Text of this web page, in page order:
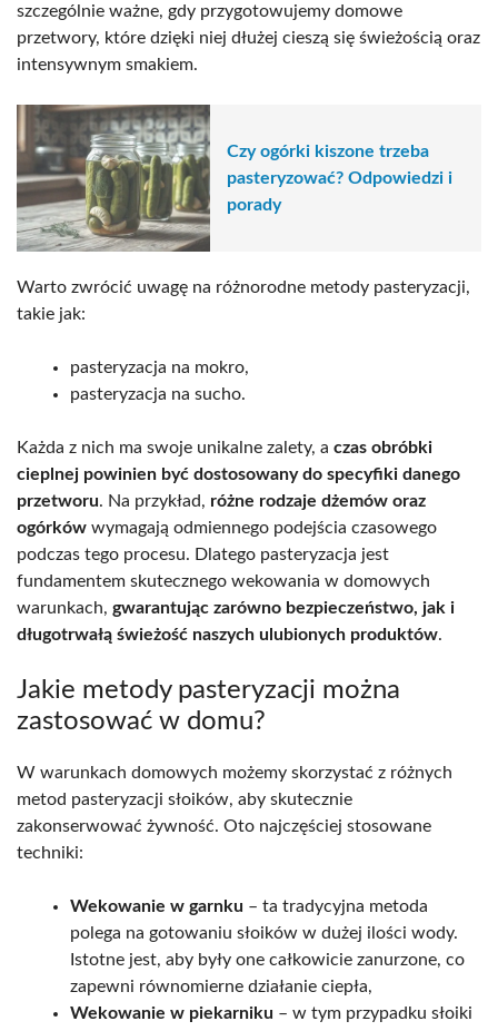
szczególnie ważne, gdy przygotowujemy domowe
przetwory, które dzięki niej dłużej cieszą się świeżością oraz
intensywnym smakiem.
Czy ogórki kiszone trzeba
pasteryzować? Odpowiedzi i
porady
Warto zwrócić uwagę na różnorodne metody pasteryzacji,
takie jak:
pasteryzacja na mokro,
pasteryzacja na sucho.
Każda z nich ma swoje unikalne zalety, a czas obróbki
cieplnej powinien być dostosowany do specyfiki danego
przetworu. Na przykład, różne rodzaje dżemów oraz
ogórków wymagają odmiennego podejścia czasowego
podczas tego procesu. Dlatego pasteryzacja jest
fundamentem skutecznego wekowania w domowych
warunkach, gwarantując zarówno bezpieczeństwo, jak i
długotrwałą świeżość naszych ulubionych produktów.
Jakie metody pasteryzacji można
zastosować w domu?
W warunkach domowych możemy skorzystać z różnych
metod pasteryzacji słoików, aby skutecznie
zakonserwować żywność. Oto najczęściej stosowane
techniki:
Wekowanie w garnku – ta tradycyjna metoda
polega na gotowaniu słoików w dużej ilości wody.
Istotne jest, aby były one całkowicie zanurzone, co
zapewni równomierne działanie ciepła,
Wekowanie w piekarniku – w tym przypadku słoiki